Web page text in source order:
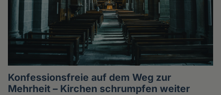
Konfessionsfreie auf dem Weg zur
Mehrheit – Kirchen schrumpfen weiter